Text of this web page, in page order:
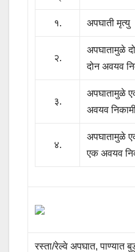
१. अपघाती मृत्यु
२.
अपघातामुळे
दोन अवयव
३.
अपघातामुळे
अवयव
४.
अपघातामुळे
एक अवयव
रस्ता/रेल्वे अपघात, पाण्यात